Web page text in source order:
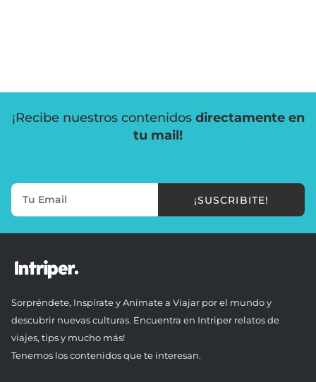
¡Recibe nuestros contenidos directamente en
tu mail!
¡SUSCRIBITE!
Sorpréndete, Inspírate y Anímate a Viajar por el mundo y
descubrir nuevas culturas. Encuentra en Intriper relatos de
viajes, tips y mucho más!
Tenemos los contenidos que te interesan.